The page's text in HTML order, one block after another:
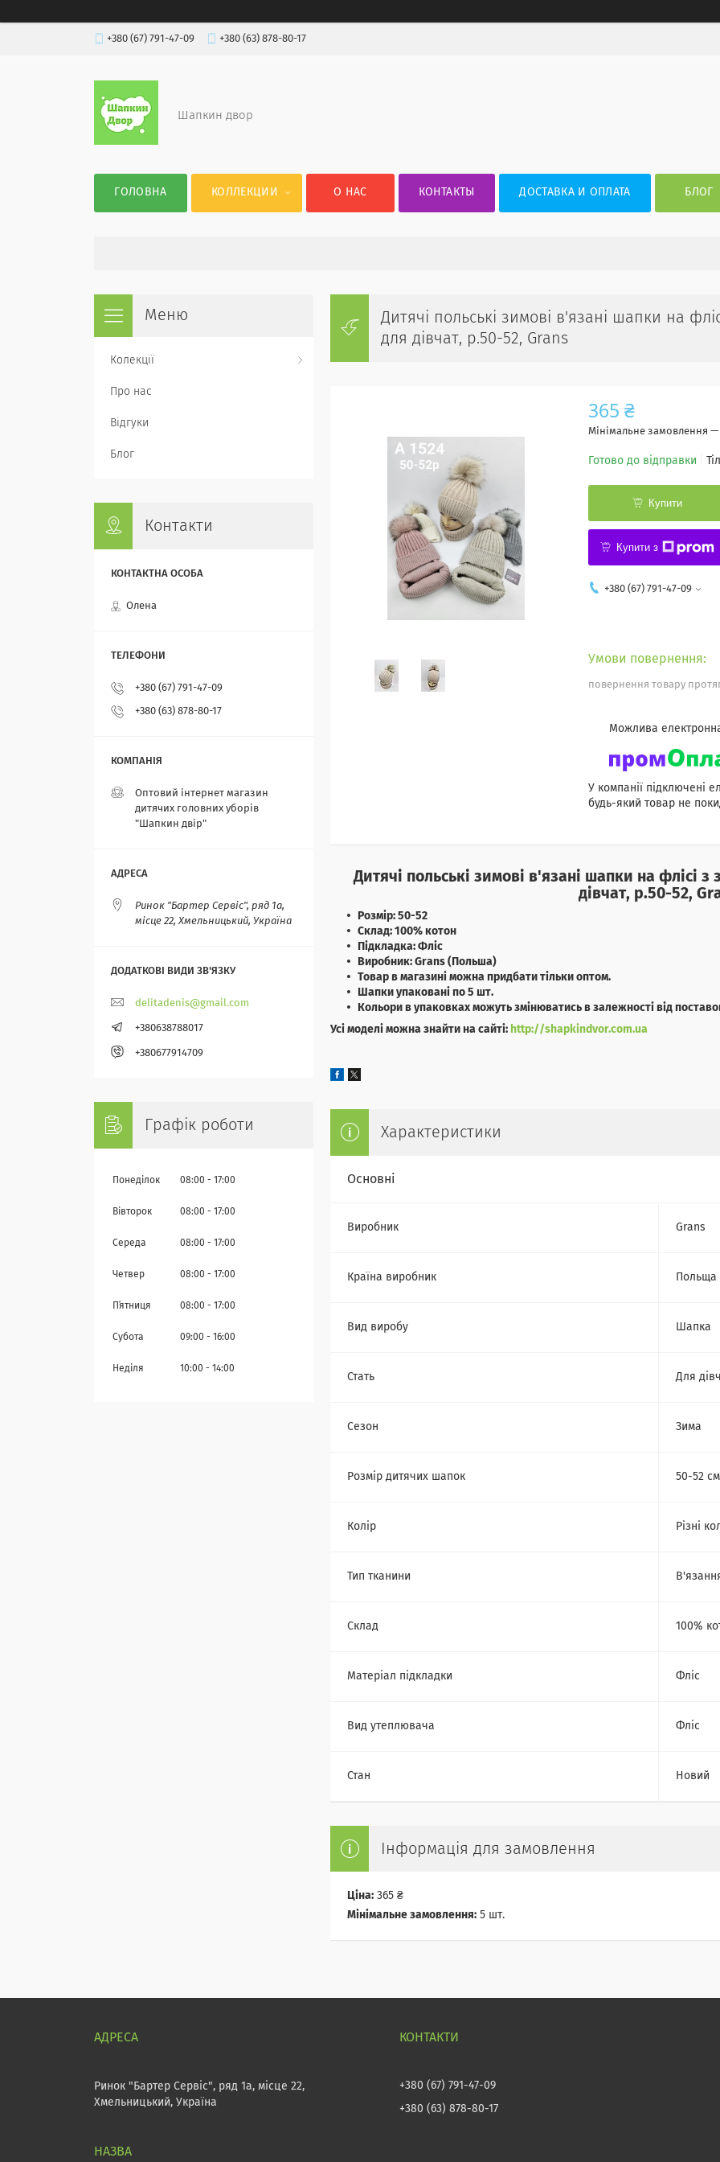
+380 (67) 791-47-09 +380 (63) 878-80-17
Шапкин двор
ГОЛОВНА КОЛЛЕКЦИИ О НАС КОНТАКТЫ ДОСТАВКА И ОПЛАТА БЛОГ
Дитячі польські зимові в'язані шапки на
для дівчат, р.50-52, Grans
365 ₴
Мінімальне замовлення —
Готово до відправки
Купити
Купити з
+380 (67) 791-47-09
повернення товару
У компанії підключені
будь-який товар не
Дитячі польські зимові в'язані шапки на флісі
дівчат, р.50-52,
Розмір: 50-52
Склад: 100% котон
Підкладка: Фліс
Виробник: Grans (Польша)
Товар в магазині можна придбати тільки оптом.
Шапки упаковані по 5 шт.
Кольори в упаковках можуть змінюватись в залежності від
Усі моделі можна знайти на сайті: http://shapkindvor.com.ua
Характеристики
Основні
Виробник Grans
Країна виробник Польща
Вид виробу Шапка
Стать Для
Сезон Зима
Розмір дитячих шапок 50-52
Колір Різні
Тип тканини
Склад 100%
Матеріал підкладки Фліс
Вид утеплювача Фліс
Стан Новий
Інформація для замовлення
Ціна: 365 ₴
Мінімальне замовлення: 5 шт.
Колекції
Про нас
Відгуки
Блог
Контакти
Олена
+380 (67) 791-47-09
+380 (63) 878-80-17
Оптовий інтернет магазин
дитячих головних уборів
"Шапкин двір"
Ринок "Бартер Сервіс", ряд 1а,
місце 22, Хмельницький, Україна
delitadenis@gmail.com
+380638788017
+380677914709
Графік роботи
Понеділок 08:00 17:00
Вівторок 08:00 17:00
Середа 08:00 17:00
Четвер 08:00 17:00
Пʼятниця 08:00 17:00
Субота 09:00 16:00
Неділя 10:00 14:00
Ринок "Бартер Сервіс", ряд 1а, місце 22,
Хмельницький, Україна
+380 (67) 791-47-09
+380 (63) 878-80-17